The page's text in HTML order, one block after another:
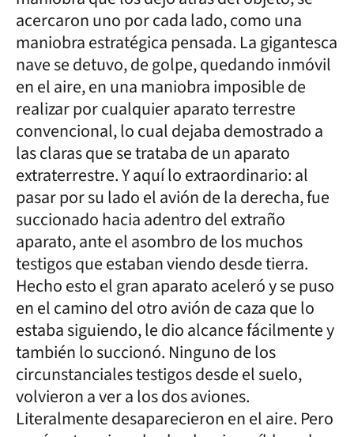
acercaron uno por cada lado, como una
maniobra estratégica pensada. La gigantesca
nave se detuvo, de golpe, quedando inmóvil
en el aire, en una maniobra imposible de
realizar por cualquier aparato terrestre
convencional, lo cual dejaba demostrado a
las claras que se trataba de un aparato
extraterrestre. Y aquí lo extraordinario: al
pasar por su lado el avión de la derecha, fue
succionado hacia adentro del extraño
aparato, ante el asombro de los muchos
testigos que estaban viendo desde tierra.
Hecho esto el gran aparato aceleró y se puso
en el camino del otro avión de caza que lo
estaba siguiendo, le dio alcance fácilmente y
también lo succionó. Ninguno de los
circunstanciales testigos desde el suelo,
volvieron a ver a los dos aviones.
Literalmente desaparecieron en el aire. Pero